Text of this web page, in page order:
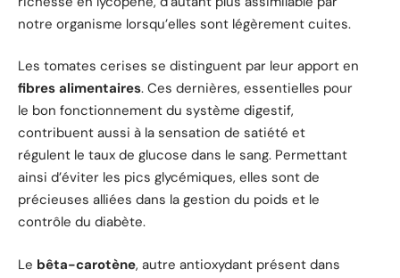
notre organisme lorsqu’elles sont légèrement cuites.
Les tomates cerises se distinguent par leur apport en
fibres alimentaires. Ces dernières, essentielles pour
le bon fonctionnement du système digestif,
contribuent aussi à la sensation de satiété et
régulent le taux de glucose dans le sang. Permettant
ainsi d’éviter les pics glycémiques, elles sont de
précieuses alliées dans la gestion du poids et le
contrôle du diabète.
Le bêta-carotène, autre antioxydant présent dans